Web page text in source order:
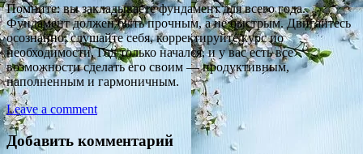
Помните: вы закладываете фундамент для всего года.
Фундамент должен быть прочным, а не быстрым. Двигайтесь
осознанно, слушайте себя, корректируйте курс по
необходимости. Год только начался, и у вас есть все
возможности сделать его своим — продуктивным,
наполненным и гармоничным.
Leave a comment
Добавить комментарий